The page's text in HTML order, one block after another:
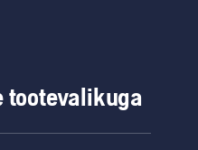
Tutvu meie akutoitel lumepuhurite valikuga.
tootevalikuga